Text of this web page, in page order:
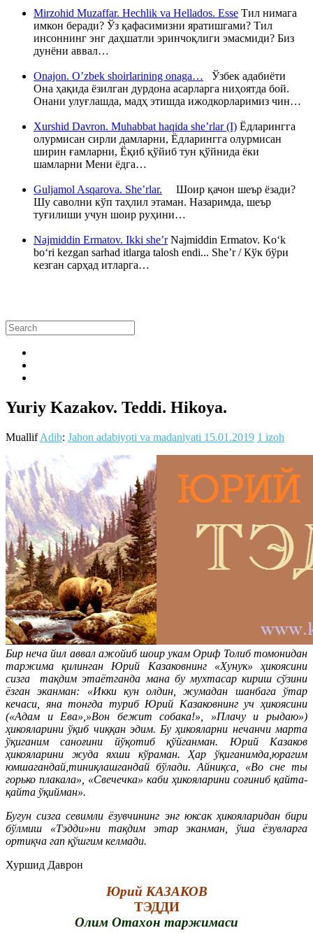
Mirzohid Muzaffar. Hechlik va Hellados. Esse Тил нимага
имкон беради? Ўз қафасимизни яратишгами? Тил
инсоннинг энг даҳшатли эринчоқлиги эмасмиди? Биз
дунёни аввал…
Onajon. O’zbek shoirlarining onaga… Ўзбек адабиёти
Она ҳақида ёзилган дурдона асарларга ниҳоятда бой.
Онани улуғлашда, мадҳ этишда ижодкорларимиз чин…
Xurshid Davron. Muhabbat haqida she’rlar (I) Ёдларингга
олурмисан сирли дамларни, Ёдларингга олурмисан
ширин ғамларни, Ёқиб қўйиб тун қўйнида ёки
шамларни Мени ёдга…
Guljamol Asqarova. She’rlar. Шоир қачон шеър ёзади?
Шу саволни кўп таҳлил этаман. Назаримда, шеър
туғилиши учун шоир руҳини…
Najmiddin Ermatov. Ikki she’rNajmiddin Ermatov. Ko‘k
bo‘ri kezgan sarhad itlarga talosh endi... She’r / Кўк бўри
кезган сарҳад итларга…
Yuriy Kazakov. Teddi. Hikoya.
MuallifAdib: Jahon adabiyoti va madaniyati 15.01.2019 1 izoh
Бир неча йил аввал ажойиб шоир укам Ориф Толиб томонидан
таржима қилинган Юрий Казаковнинг «Хунук» ҳикоясини
сизга тақдим этаётганда мана бу мухтасар кириш сўзини
ёзган эканман: «Икки кун олдин, жумадан шанбага ўтар
кечаси, яна тонгда туриб Юрий Казаковнинг уч ҳикоясини
(«Адам и Ева»,»Вон бежит собака!», »Плачу и рыдаю»)
ҳикояларини ўқиб чиққан эдим. Бу ҳикояларни нечанчи марта
ўқиганим саноғини йўқотиб қўйганман. Юрий Казаков
ҳикояларини жуда яхши кўраман. Ҳар ўқиганимда,юрагим
юмшагандай,тиниқлашгандай бўлади. Айниқса, «Во сне ты
горько плакала», «Свечечка» каби ҳикояларини соғиниб қайта-
қайта ўқийман».
Бугун сизга севимли ёзувчининг энг юксак ҳикояларидан бири
бўлмиш «Тэдди»ни тақдим этар эканман, ўша ёзувларга
ортиқча гап қўшгим келмади.
Хуршид Даврон
Юрий КАЗАКОВ
ТЭДДИ
Олим Отахон таржимаси